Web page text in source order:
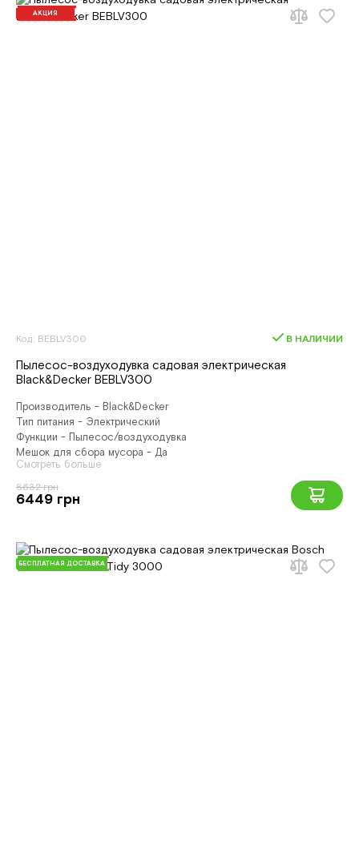
АКЦИЯ
Код: BEBLV300 В НАЛИЧИИ
Пылесос-воздуходувка садовая электрическая
Black&Decker BEBLV300
Производитель - Black&Decker
Тип питания - Электрический
Функции - Пылесос/воздуходувка
Мешок для сбора мусора - Да
Смотреть больше
8632 грн
6449 грн
БЕСПЛАТНАЯ ДОСТАВКА